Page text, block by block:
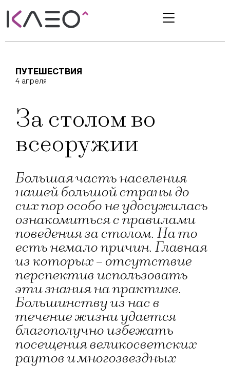
ПУТЕШЕСТВИЯ
4 апреля
За столом во
всеоружии
Большая часть населения
нашей большой страны до
сих пор особо не удосужилась
ознакомиться с правилами
поведения за столом. На то
есть немало причин. Главная
из которых – отсутствие
перспектив использовать
эти знания на практике.
Большинству из нас в
течение жизни удается
благополучно избежать
посещения великосветских
раутов и многозвездных